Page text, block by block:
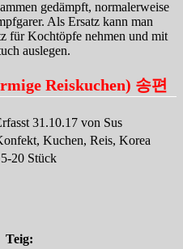
gedämpft, normalerweise
Als Ersatz kann man
für Kochtöpfe nehmen und mit
auslegen.
Reiskuchen) 송편
31.10.17 von Sus
Kuchen, Reis, Korea
20 Stück
Teig: